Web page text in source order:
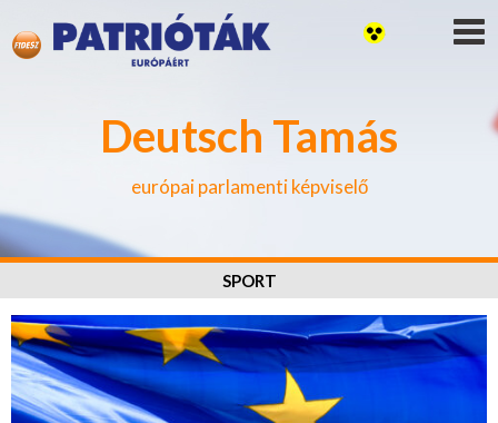
Deutsch Tamás
európai parlamenti képviselő
SPORT